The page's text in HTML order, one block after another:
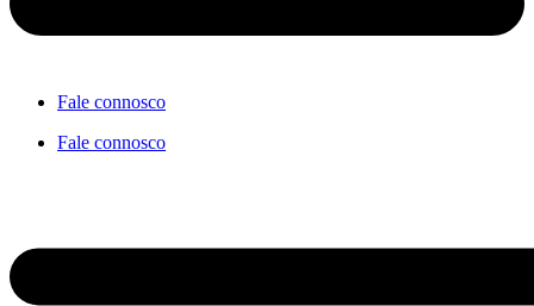
Fale connosco
Fale connosco